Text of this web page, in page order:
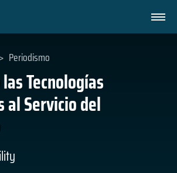
Tecnologías
al Servicio del
> Periodismo